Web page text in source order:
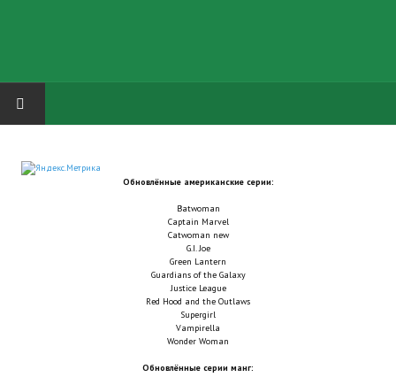
Теневой кардинал для Обливиона
Aliens vs Predator 2 (Русские субтитры)
Dungeon Siege 2 Legendary Mod (Русские субтитры)
Обновлённые американские серии:
Batwoman
Captain Marvel
Catwoman new
G.I. Joe
Green Lantern
Guardians of the Galaxy
Justice League
Red Hood and the Outlaws
Supergirl
Vampirella
Wonder Woman
Обновлённые серии манг: